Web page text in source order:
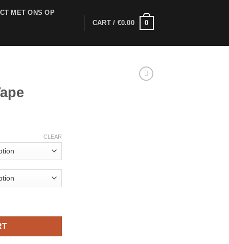
MET ONS OP
CART / €0.00 0
CLEAR